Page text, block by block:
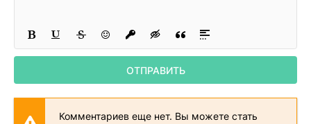
ОТПРАВИТЬ
Комментариев еще нет. Вы можете стать